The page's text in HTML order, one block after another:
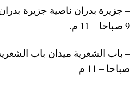
9 صباحا – 11 م.
صباحا – 11 م